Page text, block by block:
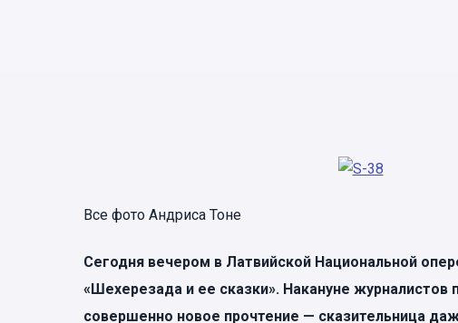
Все фото Андриса Тоне
Сегодня вечером в Латвийской Национальной
«Шехерезада и ее сказки». Накануне журналистов
совершенно новое прочтение — сказительница